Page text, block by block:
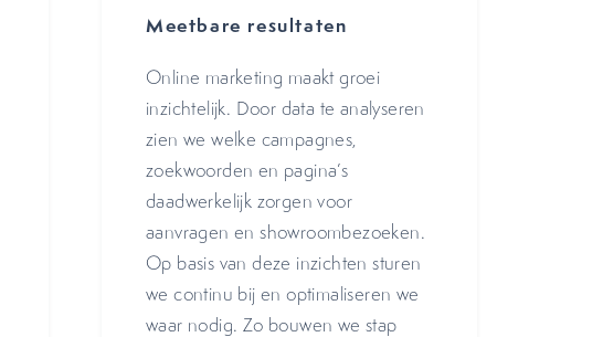
Meetbare resultaten
Online marketing maakt groei
inzichtelijk. Door data te analyseren
zien we welke campagnes,
zoekwoorden en pagina’s
daadwerkelijk zorgen voor
aanvragen en showroombezoeken.
Op basis van deze inzichten sturen
we continu bij en optimaliseren we
waar nodig. Zo bouwen we stap